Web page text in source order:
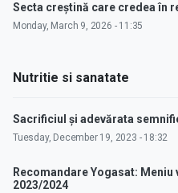
Secta creștină care credea în
Monday, March 9, 2026 - 11:35
Nutritie si sanatate
Sacrificiul și adevărata
Tuesday, December 19, 2023 - 18:32
Recomandare Yogasat: Meniu
2023/2024